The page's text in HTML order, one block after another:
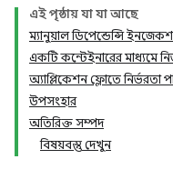
এই পৃষ্ঠায় যা যা আছে
ম্যানুয়াল ডিপেন্ডেন্সি
একটি কন্টেইনারের মাধ্যমে
অ্যাপ্লিকেশন ফ্লোতে নির্ভরতা
উপসংহার
অতিরিক্ত সম্পদ
বিষয়বস্তু দেখুন